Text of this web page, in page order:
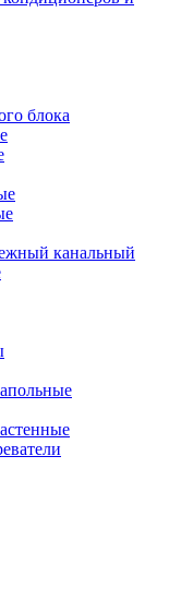
блока
канальный